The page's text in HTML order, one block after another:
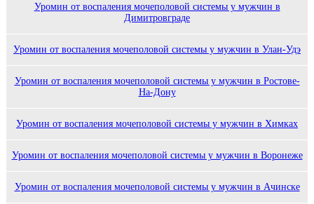
Уромин от воспаления мочеполовой системы у мужчин в
Димитровграде
Уромин от воспаления мочеполовой системы у мужчин в Улан-Удэ
Уромин от воспаления мочеполовой системы у мужчин в Ростове-
На-Дону
Уромин от воспаления мочеполовой системы у мужчин в Химках
Уромин от воспаления мочеполовой системы у мужчин в Воронеже
Уромин от воспаления мочеполовой системы у мужчин в Ачинске